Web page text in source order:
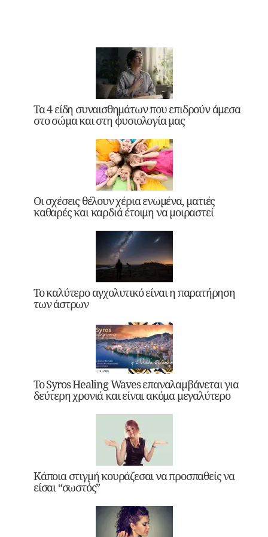
Τα 4 είδη συναισθημάτων που επιδρούν άμεσα
στο σώμα και στη φυσιολογία μας
Οι σχέσεις θέλουν χέρια ενωμένα, ματιές
καθαρές και καρδιά έτοιμη να μοιραστεί
Το καλύτερο αγχολυτικό είναι η παρατήρηση
των άστρων
Το Syros Healing Waves επαναλαμβάνεται για
δεύτερη χρονιά και είναι ακόμα μεγαλύτερο
Κάποια στιγμή κουράζεσαι να προσπαθείς να
είσαι “σωστός”